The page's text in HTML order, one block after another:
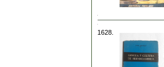
1628.